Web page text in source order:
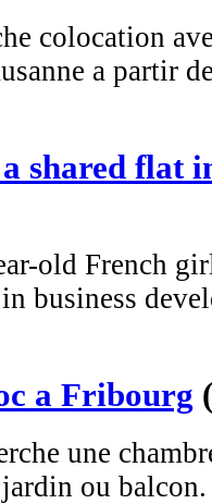
colocation
a partir
shared flat
old French
business
a Fribourg
une
ou